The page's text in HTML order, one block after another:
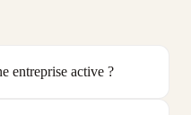
entreprise active ?